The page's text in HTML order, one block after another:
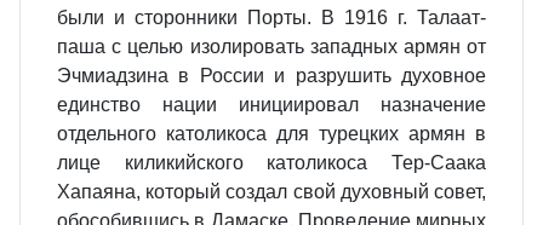
были и сторонники Порты. В 1916 г. Талаат-
паша с целью изолировать западных армян от
Эчмиадзина в России и разрушить духовное
единство нации инициировал назначение
отдельного католикоса для турецких армян в
лице киликийского католикоса Тер-Саака
Хапаяна, который создал свой духовный совет,
обособившись в Дамаске. Проведение мирных